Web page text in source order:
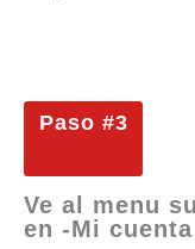
Paso #3
Ve al menu
en -Mi